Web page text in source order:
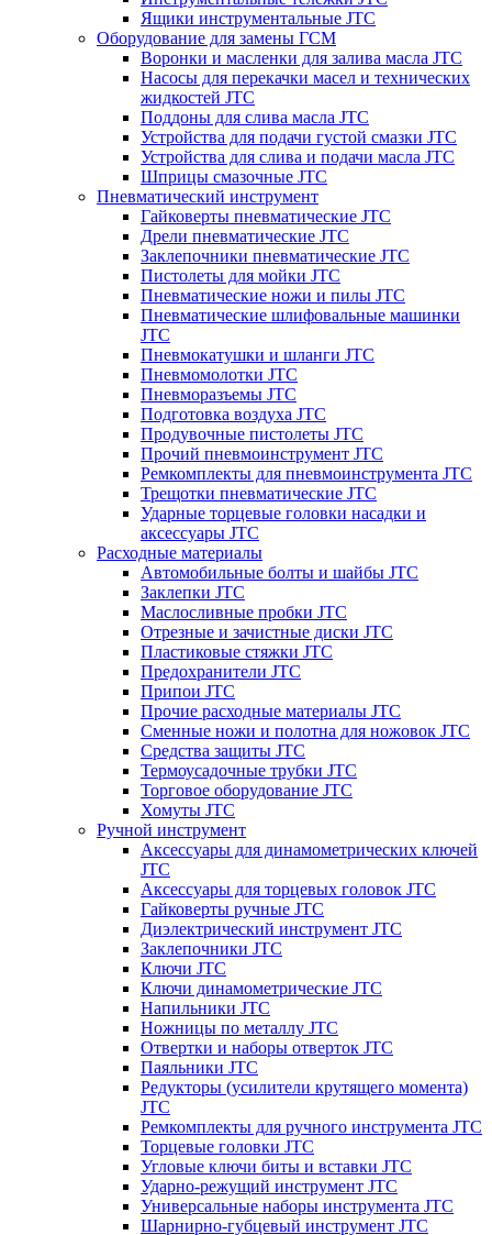
Ящики инструментальные JTC
Оборудование для замены ГСМ
Воронки и масленки для залива масла JTC
Насосы для перекачки масел и технических
жидкостей JTC
Поддоны для слива масла JTC
Устройства для подачи густой смазки JTC
Устройства для слива и подачи масла JTC
Шприцы смазочные JTC
Пневматический инструмент
Гайковерты пневматические JTC
Дрели пневматические JTC
Заклепочники пневматические JTC
Пистолеты для мойки JTC
Пневматические ножи и пилы JTC
Пневматические шлифовальные машинки
JTC
Пневмокатушки и шланги JTC
Пневмомолотки JTC
Пневморазъемы JTC
Подготовка воздуха JTC
Продувочные пистолеты JTC
Прочий пневмоинструмент JTC
Ремкомплекты для пневмоинструмента JTC
Трещотки пневматические JTC
Ударные торцевые головки насадки и
аксессуары JTC
Расходные материалы
Автомобильные болты и шайбы JTC
Заклепки JTC
Маслосливные пробки JTC
Отрезные и зачистные диски JTC
Пластиковые стяжки JTC
Предохранители JTC
Припои JTC
Прочие расходные материалы JTC
Сменные ножи и полотна для ножовок JTC
Средства защиты JTC
Термоусадочные трубки JTC
Торговое оборудование JTC
Хомуты JTC
Ручной инструмент
Аксессуары для динамометрических ключей
JTC
Аксессуары для торцевых головок JTC
Гайковерты ручные JTC
Диэлектрический инструмент JTC
Заклепочники JTC
Ключи JTC
Ключи динамометрические JTC
Напильники JTC
Ножницы по металлу JTC
Отвертки и наборы отверток JTC
Паяльники JTC
Редукторы (усилители крутящего момента)
JTC
Ремкомплекты для ручного инструмента JTC
Торцевые головки JTC
Угловые ключи биты и вставки JTC
Ударно-режущий инструмент JTC
Универсальные наборы инструмента JTC
Шарнирно-губцевый инструмент JTC